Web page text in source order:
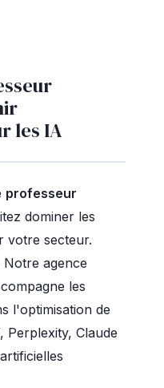
les IA
professeur
dominer les
votre secteur.
agence
les
l'optimisation de
Perplexity, Claude